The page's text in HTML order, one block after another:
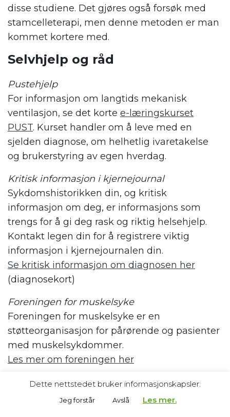
disse studiene. Det gjøres også forsøk med
stamcelleterapi, men denne metoden er man
kommet kortere med.
Selvhjelp og råd
Pustehjelp
For informasjon om langtids mekanisk
ventilasjon, se det korte e-læringskurset
PUST. Kurset handler om å leve med en
sjelden diagnose, om helhetlig ivaretakelse
og brukerstyring av egen hverdag.
Kritisk informasjon i kjernejournal
Sykdomshistorikken din, og kritisk
informasjon om deg, er informasjons som
trengs for å gi deg rask og riktig helsehjelp.
Kontakt legen din for å registrere viktig
informasjon i kjernejournalen din.
Se kritisk informasjon om diagnosen her
(diagnosekort)
Foreningen for muskelsyke
Foreningen for muskelsyke er en
støtteorganisasjon for pårørende og pasienter
med muskelsykdommer.
Les mer om foreningen her
Dette nettstedet bruker informasjonskapsler.
Jeg forstår Avslå Les mer.